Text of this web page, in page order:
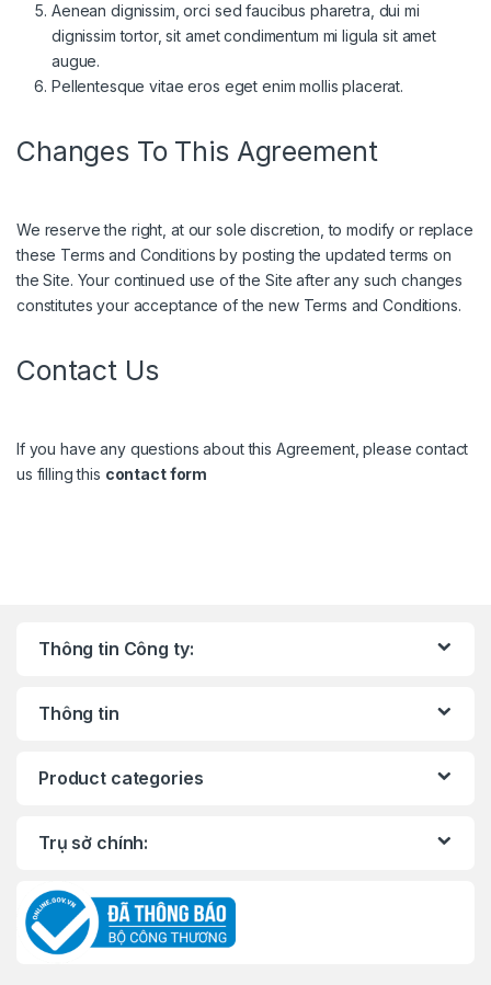
Aenean dignissim, orci sed faucibus pharetra, dui mi
dignissim tortor, sit amet condimentum mi ligula sit amet
augue.
Pellentesque vitae eros eget enim mollis placerat.
Changes To This Agreement
We reserve the right, at our sole discretion, to modify or replace
these Terms and Conditions by posting the updated terms on
the Site. Your continued use of the Site after any such changes
constitutes your acceptance of the new Terms and Conditions.
Contact Us
If you have any questions about this Agreement, please contact
us filling this contact form
Thông tin Công ty:
Thông tin
Product categories
Trụ sở chính: